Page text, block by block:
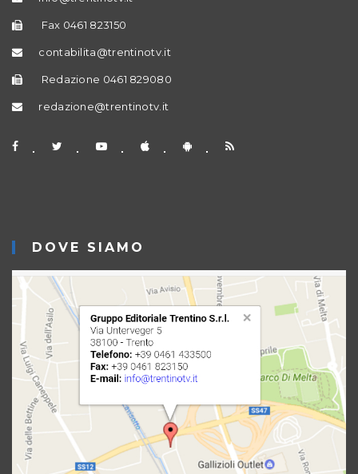
Fax 0461 823150
contabilita@trentinotv.it
Redazione 0461 829080
redazione@trentinotv.it
DOVE SIAMO